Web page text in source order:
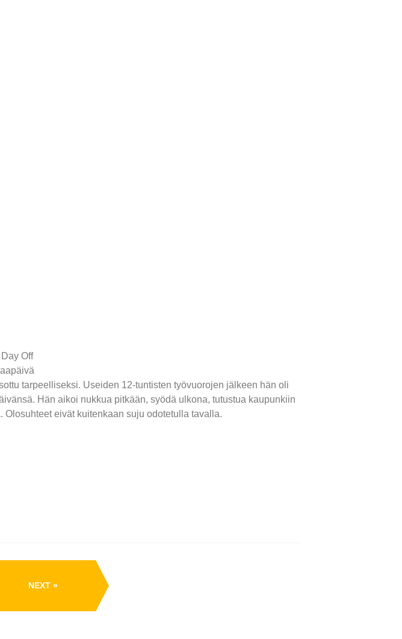
tarpeelliseksi. Useiden 12-tuntisten työvuorojen jälkeen hän oli
Hän aikoi nukkua pitkään, syödä ulkona, tutustua kaupunkiin
eivät kuitenkaan suju odotetulla tavalla.
NEXT